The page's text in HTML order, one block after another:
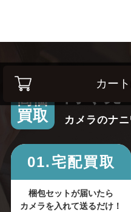
カー
高価
買取
高く
カメラのナ
01.宅配買取
梱包セットが届いたら
カメラを入れて送るだけ！